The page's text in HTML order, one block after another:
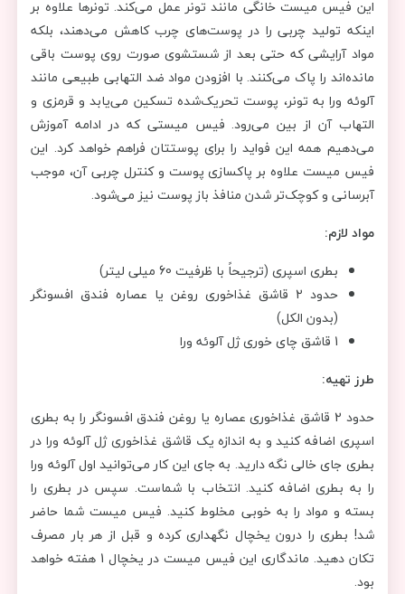
این فیس میست خانگی مانند تونر عمل می‌کند. تونرها علاوه بر
اینکه تولید چربی را در پوست‌های چرب کاهش می‌دهند، بلکه
مواد آرایشی که حتی بعد از شستشوی صورت روی پوست باقی
‌مانده‌اند را پاک می‌کنند. با افزودن مواد ضد التهابی طبیعی مانند
آلوئه ورا به تونر، پوست تحریک‌شده تسکین می‌یابد و قرمزی و
التهاب آن از بین می‌رود. فیس میستی که در ادامه آموزش
می‌دهیم همه این فواید را برای پوستتان فراهم خواهد کرد. این
فیس میست علاوه بر پاکسازی پوست و کنترل چربی آن، موجب
آبرسانی و کوچک‌تر شدن منافذ باز پوست نیز می‌شود.
مواد لازم:
بطری اسپری (ترجیحاً با ظرفیت 60 میلی لیتر)
حدود 2 قاشق غذاخوری روغن یا عصاره فندق افسونگر
(بدون الکل)
1 قاشق چای خوری ژل آلوئه ورا
طرز تهیه:
حدود 2 قاشق غذاخوری عصاره یا روغن فندق افسونگر را به بطری
اسپری اضافه کنید و به اندازه یک قاشق غذاخوری ژل آلوئه ورا در
بطری جای خالی نگه دارید. به جای این کار می‌توانید اول آلوئه ورا
را به بطری اضافه کنید. انتخاب با شماست. سپس در بطری را
بسته و مواد را به خوبی مخلوط کنید. فیس میست شما حاضر
شد! بطری را درون یخچال نگهداری کرده و قبل از هر بار مصرف
تکان دهید. ماندگاری این فیس میست در یخچال 1 هفته خواهد
بود.